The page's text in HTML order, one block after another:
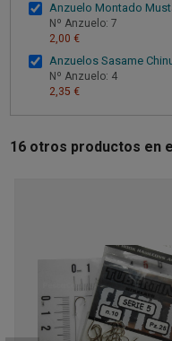
Anzuelo Montado
Nº Anzuelo: 7
2,00 €
Anzuelos Sasame
Nº Anzuelo: 4
2,35 €
16 otros productos en